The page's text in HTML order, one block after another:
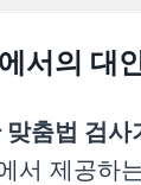
서의 대
맞춤법 검사
서 제공하